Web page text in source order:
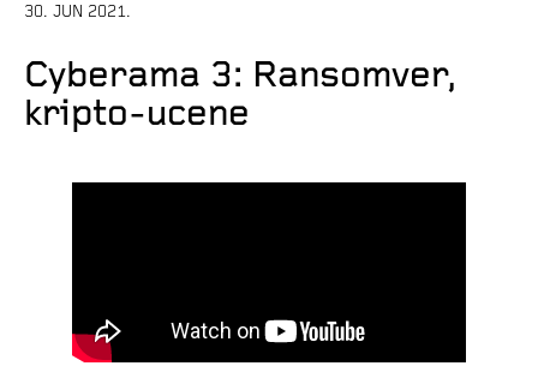
30. JUN 2021.
Cyberama 3: Ransomver,
kripto-ucene